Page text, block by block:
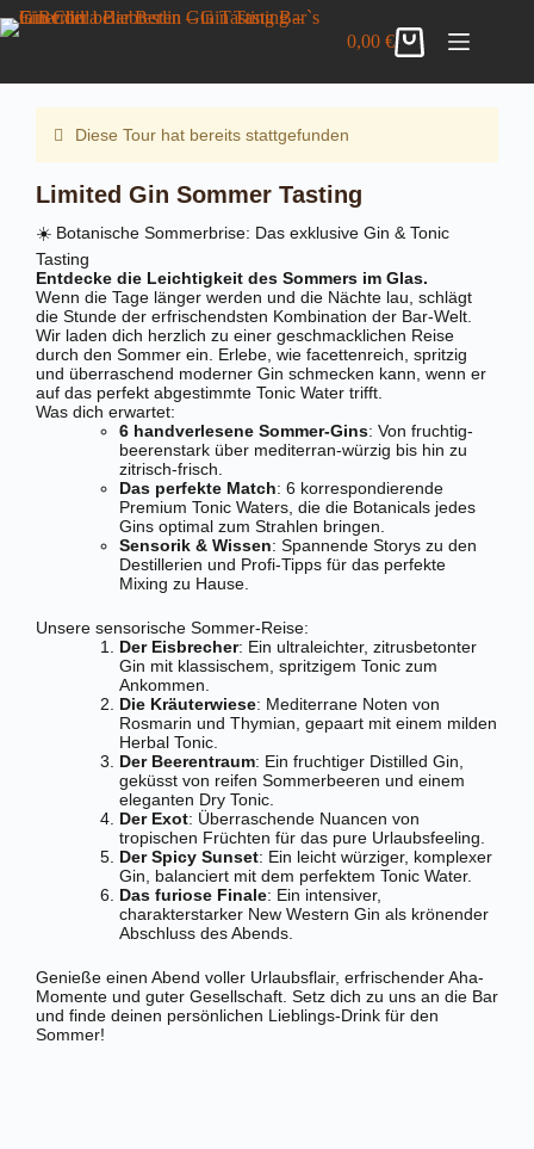
Zum
Inhalt
Limited Gin Sommer Tasting
DETAILS ANZEIGEN
Warenkorb
0,00€
Diese Tour hat bereits stattgefunden
Limited Gin Sommer Tasting
☀️ Botanische Sommerbrise: Das exklusive Gin & Tonic
Tasting
Entdecke die Leichtigkeit des Sommers im Glas.
Wenn die Tage länger werden und die Nächte lau, schlägt
die Stunde der erfrischendsten Kombination der Bar-Welt.
Wir laden dich herzlich zu einer geschmacklichen Reise
durch den Sommer ein. Erlebe, wie facettenreich, spritzig
und überraschend moderner Gin schmecken kann, wenn er
auf das perfekt abgestimmte Tonic Water trifft.
Was dich erwartet:
6 handverlesene Sommer-Gins: Von fruchtig-
beerenstark über mediterran-würzig bis hin zu
zitrisch-frisch.
Das perfekte Match: 6 korrespondierende
Premium Tonic Waters, die die Botanicals jedes
Gins optimal zum Strahlen bringen.
Sensorik & Wissen: Spannende Storys zu den
Destillerien und Profi-Tipps für das perfekte
Mixing zu Hause.
Unsere sensorische Sommer-Reise:
Der Eisbrecher: Ein ultraleichter, zitrusbetonter
Gin mit klassischem, spritzigem Tonic zum
Ankommen.
Die Kräuterwiese: Mediterrane Noten von
Rosmarin und Thymian, gepaart mit einem milden
Herbal Tonic.
Der Beerentraum: Ein fruchtiger Distilled Gin,
geküsst von reifen Sommerbeeren und einem
eleganten Dry Tonic.
Der Exot: Überraschende Nuancen von
tropischen Früchten für das pure Urlaubsfeeling.
Der Spicy Sunset: Ein leicht würziger, komplexer
Gin, balanciert mit dem perfektem Tonic Water.
Das furiose Finale: Ein intensiver,
charakterstarker New Western Gin als krönender
Abschluss des Abends.
Genieße einen Abend voller Urlaubsflair, erfrischender Aha-
Momente und guter Gesellschaft. Setz dich zu uns an die Bar
und finde deinen persönlichen Lieblings-Drink für den
Sommer!